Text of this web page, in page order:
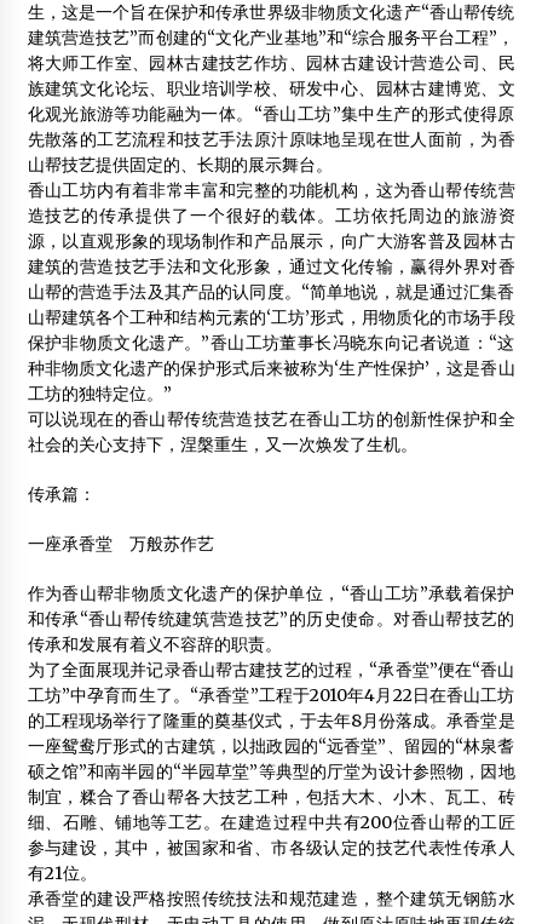
生，这是一个旨在保护和传承世界级非物质文化遗产“香山帮传统
建筑营造技艺”而创建的“文化产业基地”和“综合服务平台工程”，
将大师工作室、园林古建技艺作坊、园林古建设计营造公司、民
族建筑文化论坛、职业培训学校、研发中心、园林古建博览、文
化观光旅游等功能融为一体。“香山工坊”集中生产的形式使得原
先散落的工艺流程和技艺手法原汁原味地呈现在世人面前，为香
山帮技艺提供固定的、长期的展示舞台。
香山工坊内有着非常丰富和完整的功能机构，这为香山帮传统营
造技艺的传承提供了一个很好的载体。工坊依托周边的旅游资
源，以直观形象的现场制作和产品展示，向广大游客普及园林古
建筑的营造技艺手法和文化形象，通过文化传输，赢得外界对香
山帮的营造手法及其产品的认同度。“简单地说，就是通过汇集香
山帮建筑各个工种和结构元素的‘工坊’形式，用物质化的市场手段
保护非物质文化遗产。”香山工坊董事长冯晓东向记者说道：“这
种非物质文化遗产的保护形式后来被称为‘生产性保护’，这是香山
工坊的独特定位。”
可以说现在的香山帮传统营造技艺在香山工坊的创新性保护和全
社会的关心支持下，涅槃重生，又一次焕发了生机。
传承篇：
一座承香堂 万般苏作艺
作为香山帮非物质文化遗产的保护单位，“香山工坊”承载着保护
和传承“香山帮传统建筑营造技艺”的历史使命。对香山帮技艺的
传承和发展有着义不容辞的职责。
为了全面展现并记录香山帮古建技艺的过程，“承香堂”便在“香山
工坊”中孕育而生了。“承香堂”工程于2010年4月22日在香山工坊
的工程现场举行了隆重的奠基仪式，于去年8月份落成。承香堂是
一座鸳鸯厅形式的古建筑，以拙政园的“远香堂”、留园的“林泉耆
硕之馆”和南半园的“半园草堂”等典型的厅堂为设计参照物，因地
制宜，糅合了香山帮各大技艺工种，包括大木、小木、瓦工、砖
细、石雕、铺地等工艺。在建造过程中共有200位香山帮的工匠
参与建设，其中，被国家和省、市各级认定的技艺代表性传承人
有21位。
承香堂的建设严格按照传统技法和规范建造，整个建筑无钢筋水